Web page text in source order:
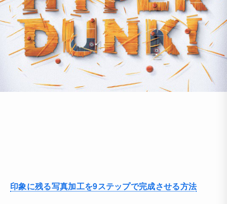
印象に残る写真加工を9ステップで完成させる方法